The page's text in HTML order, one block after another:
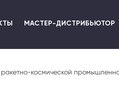
МАСТЕР-ДИСТРИБЬЮТОР
космической